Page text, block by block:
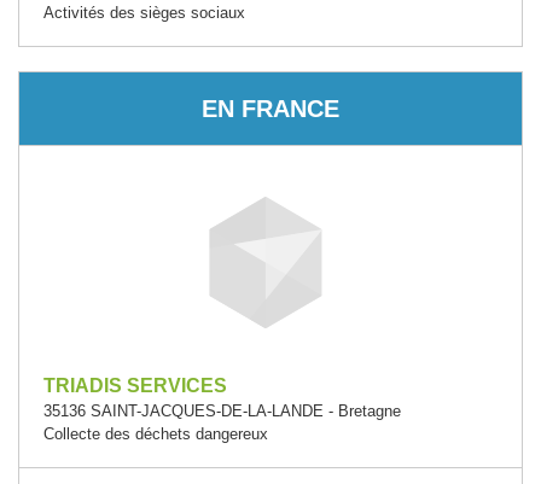
Activités des sièges sociaux
EN FRANCE
TRIADIS SERVICES
35136 SAINT-JACQUES-DE-LA-LANDE - Bretagne
Collecte des déchets dangereux